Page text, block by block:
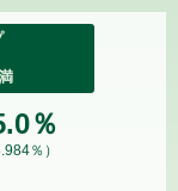
％
％）